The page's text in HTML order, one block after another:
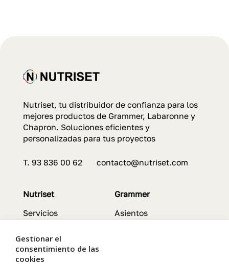
Gestionar el
consentimiento de las
cookies
Nutriset, tu distribuidor de confianza para los
mejores productos de Grammer, Labaronne y
Chapron. Soluciones eficientes y
personalizadas para tus proyectos
T. 93 836 00 62 contacto@nutriset.com
Nutriset
Servicios
Política de Calidad
Grammer
Asientos